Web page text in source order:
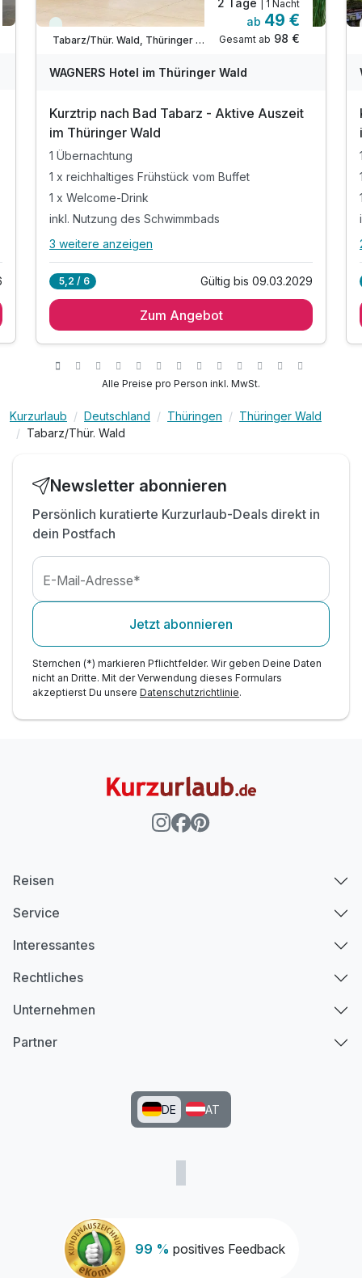
Immer verfügbar
Tabarz/Thür. Wald, Thüringer Wald
2 Tage | 1 Nacht
ab 49 €
Gesamt ab 98 €
WAGNERS Hotel im Thüringer Wald
Kurztrip nach Bad Tabarz - Aktive Auszeit
im Thüringer Wald
1 Übernachtung
1 x reichhaltiges Frühstück vom Buffet
1 x Welcome-Drink
inkl. Nutzung des Schwimmbads
Alle Inklusivleistungen
1 x reichhaltiges Frühstück vom Buffet
inkl. Saunanutzung
inkl. WLAN
3 weitere anzeigen
5,2 / 6 Gültig bis 09.03.2029
Zum Angebot
Alle Preise pro Person inkl. MwSt.
Kurzurlaub Deutschland Thüringen
Thüringer Wald
Tabarz/Thür. Wald
Newsletter abonnieren
Persönlich kuratierte Kurzurlaub-Deals direkt in
dein Postfach
E-Mail-Adresse*
Jetzt abonnieren
Sternchen (*) markieren Pflichtfelder. Wir geben Deine Daten
nicht an Dritte. Mit der Verwendung dieses Formulars
akzeptierst Du unsere Datenschutzrichtlinie.
99 % positives Feedback
Reisen
Service
Interessantes
Rechtliches
Unternehmen
Partner
DE AT